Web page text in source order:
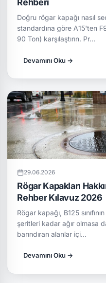
Rehberi
Doğru rögar kapağı nasıl
standardına göre A15'ten
90 Ton) karşılaştırın. Pr…
Devamını Oku →
29.06.2026
Rögar Kapakları
Rehber Kılavuz 2026
Rögar kapağı, B125
şeritleri kadar ağır olmasa
barındıran alanlar içi…
Devamını Oku →